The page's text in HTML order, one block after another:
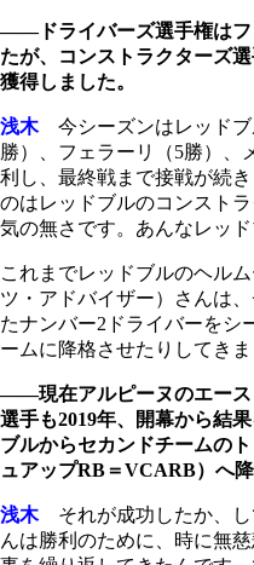
――ドライバーズ選手権はフ
たが、コンストラクターズ
獲得しました。
浅木今シーズンはレッドブ
勝）、フェラーリ（5勝）、
利し、最終戦まで接戦が続
のはレッドブルのコンスト
気の無さです。あんなレッ
これまでレッドブルのヘル
ツ・アドバイザー）さんは
たナンバー2ドライバーをシ
ームに降格させたりしてきま
――現在アルピーヌのエース
選手も2019年、開幕から結
ブルからセカンドチームの
ュアップRB＝VCARB）へ
浅木それが成功したか、し
んは勝利のために、時に無